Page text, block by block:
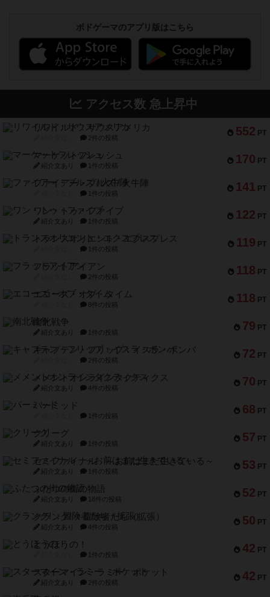
ボドゲーマのアプリ版はこちら
アクセス数 急上昇中
552 PT
リワイルド：サウスアメリカ
2件の投稿
170 PT
マーケットフレッシュ
紹介文あり 1件の投稿
141 PT
ファイアー・ブルズ / 火牛陣
1件の投稿
122 PT
ワン・トゥ・ファイブ
紹介文あり 1件の投稿
119 PT
トランスオリエント・エクスプレス
1件の投稿
118 PT
フラットアイアン
2件の投稿
118 PT
エコーズ・オブ・タイム
8件の投稿
79 PT
南北戦争
紹介文あり 1件の投稿
72 PT
キャプテン・フリップ：イスラ・ボンバ
2件の投稿
70 PT
メメントオンラインタクティクス
紹介文あり 4件の投稿
68 PT
パーミッド
1件の投稿
57 PT
クリーグ
紹介文あり 1件の投稿
53 PT
セミファイナル ～お前はまだ生きている～
紹介文あり 1件の投稿
52 PT
ふたつの街の物語
紹介文あり 18件の投稿
50 PT
クランク! ：冒険者たち（拡張）
紹介文あり 4件の投稿
42 PT
とうほうの！
1件の投稿
42 PT
スターマイン・ラミー ポケット
紹介文あり 2件の投稿